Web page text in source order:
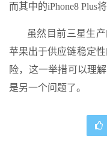
而其中的iPhone8 Plus
虽然目前三星生
苹果出于供应链稳定
险，这一举措可以理
是另一个问题了。